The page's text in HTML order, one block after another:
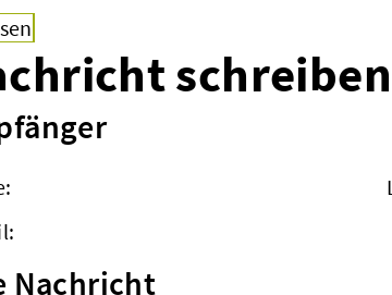
schreiben
Nachricht